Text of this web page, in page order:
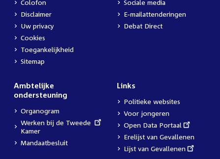
Colofon
Disclaimer
Uw privacy
Cookies
Toegankelijkheid
Sitemap
Sociale media
E-mailattenderingen
Debat Direct
Ambtelijke
ondersteuning
Organogram
External
link:
Werken bij de Tweede
Kamer
Mandaatbesluit
Links
Politieke websites
Voor jongeren
External
link:
Open Data Portaal
Erelijst van Gevallenen
External
Lijst van Gevallenen